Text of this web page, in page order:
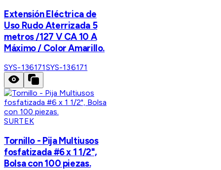
Extensión Eléctrica de
Uso Rudo Aterrizada 5
metros /127 V CA 10 A
Máximo / Color Amarillo.
SYS-136171SYS-136171
SURTEK
Tornillo - Pija Multiusos
fosfatizada #6 x 1 1/2",
Bolsa con 100 piezas.